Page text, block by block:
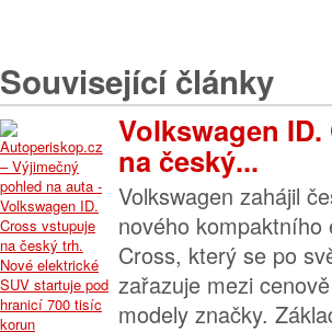
Související články
Volkswagen
na český...
Volkswagen zahájil
nového kompaktního
Cross, který se po
zařazuje mezi
modely značky.